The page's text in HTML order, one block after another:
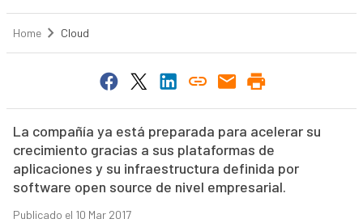
Home Cloud
La compañía ya está preparada para acelerar su
crecimiento gracias a sus plataformas de
aplicaciones y su infraestructura definida por
software open source de nivel empresarial.
Publicado el 10 Mar 2017